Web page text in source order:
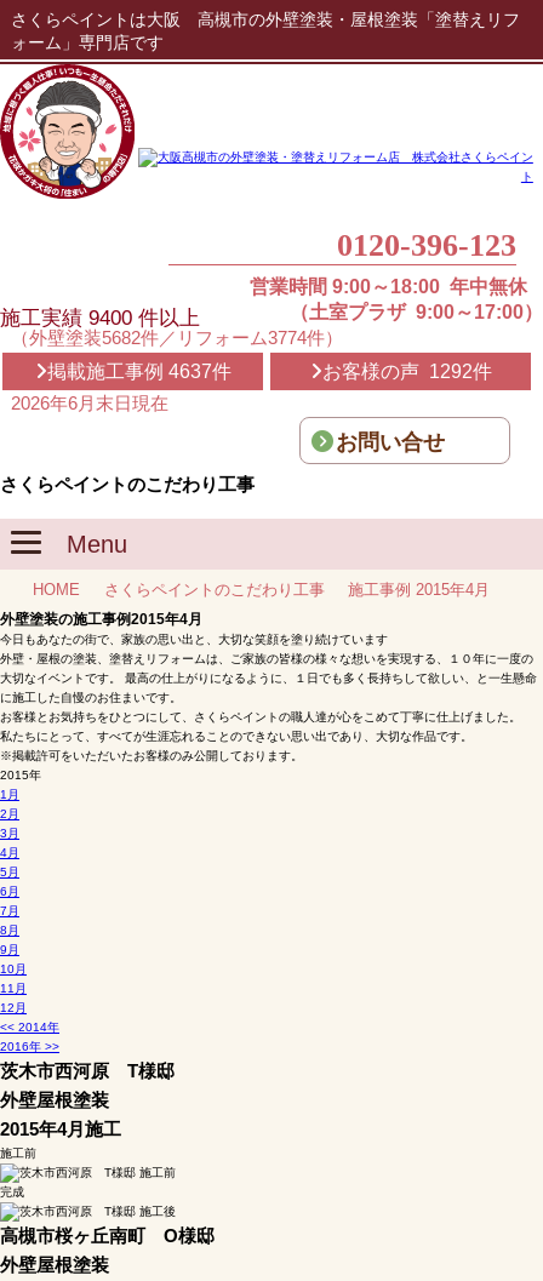
さくらペイントは大阪 高槻市の外壁塗装・屋根塗装「塗替えリフ
ォーム」専門店です
施工実績 9400 件以上
（外壁塗装5682件／リフォーム3774件）
掲載施工事例 4637件
お客様の声 1292件
2026年6月末日現在
0120-396-123
営業時間 9:00～18:00 年中無休
（土室プラザ 9:00～17:00）
お問い合せ
さくらペイントのこだわり工事
Menu
HOME さくらペイントのこだわり工事 施工事例 2015年4月
外壁塗装の施工事例2015年4月
今日もあなたの街で、家族の思い出と、大切な笑顔を塗り続けています
外壁・屋根の塗装、塗替えリフォームは、ご家族の皆様の様々な想いを実現する、１０年に一度の
大切なイベントです。 最高の仕上がりになるように、１日でも多く長持ちして欲しい、と一生懸命
に施工した自慢のお住まいです。
お客様とお気持ちをひとつにして、さくらペイントの職人達が心をこめて丁寧に仕上げました。
私たちにとって、すべてが生涯忘れることのできない思い出であり、大切な作品です。
※掲載許可をいただいたお客様のみ公開しております。
2015年
1 月
2 月
3 月
4月
5月
6 月
7 月
8 月
9 月
10月
11 月
12 月
<< 2014年
2016年 >>
茨木市西河原 T様邸
外壁屋根塗装
2015年4月施工
施工前
完成
高槻市桜ヶ丘南町 O様邸
外壁屋根塗装